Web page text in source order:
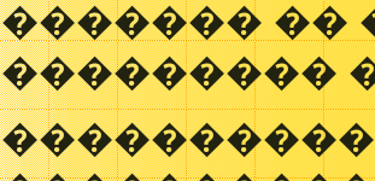
������� ��
���������